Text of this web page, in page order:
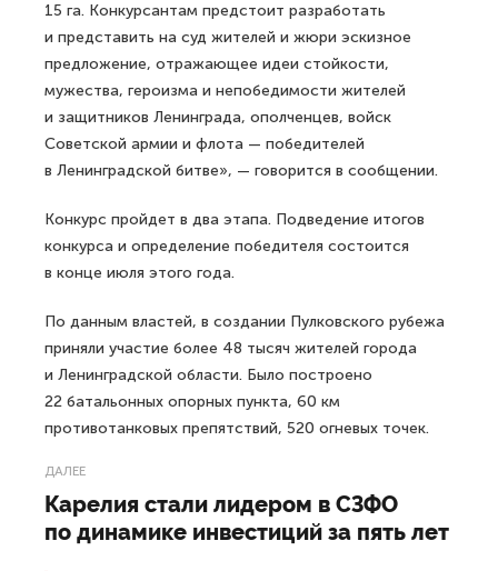
15 га. Конкурсантам предстоит разработать
и представить на суд жителей и жюри эскизное
предложение, отражающее идеи стойкости,
мужества, героизма и непобедимости жителей
и защитников Ленинграда, ополченцев, войск
Советской армии и флота — победителей
в Ленинградской битве», — говорится в сообщении.
Конкурс пройдет в два этапа. Подведение итогов
конкурса и определение победителя состоится
в конце июля этого года.
По данным властей, в создании Пулковского рубежа
приняли участие более 48 тысяч жителей города
и Ленинградской области. Было построено
22 батальонных опорных пункта, 60 км
противотанковых препятствий, 520 огневых точек.
ДАЛЕЕ
Карелия стали лидером в СЗФО
по динамике инвестиций за пять лет